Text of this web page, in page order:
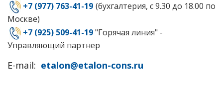
+7 (977) 763-41-19 (бухгалтерия, с 9.30 до 18.00 по
Москве)
+7 (925) 509-41-19"Горячая линия" -
Управляющий партнер
E-mail: etalon@etalon-cons.ru